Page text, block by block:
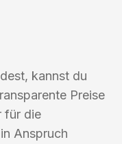
kannst du
Preise
für die
Anspruch